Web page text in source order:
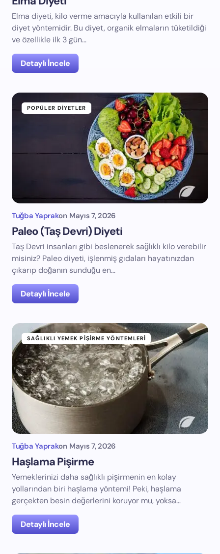
Elma diyeti, kilo verme amacıyla kullanılan etkili bir
diyet yöntemidir. Bu diyet, organik elmaların tüketildiği
ve özellikle ilk 3 gün…
Detaylı İncele
POPÜLER DIYETLER
Tuğba Yaprakon Mayıs 7, 2026
Paleo (Taş Devri) Diyeti
Taş Devri insanları gibi beslenerek sağlıklı kilo verebilir
misiniz? Paleo diyeti, işlenmiş gıdaları hayatınızdan
çıkarıp doğanın sunduğu en…
Detaylı İncele
SAĞLIKLI YEMEK PIŞIRME YÖNTEMLERI
Tuğba Yaprakon Mayıs 7, 2026
Haşlama Pişirme
Yemeklerinizi daha sağlıklı pişirmenin en kolay
yollarından biri haşlama yöntemi! Peki, haşlama
gerçekten besin değerlerini koruyor mu, yoksa…
Detaylı İncele